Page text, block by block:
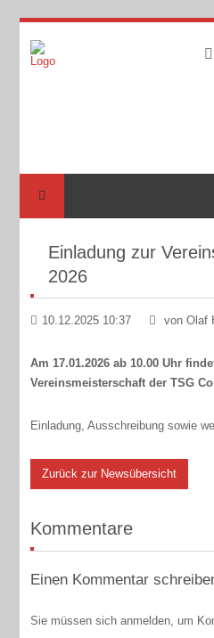
Einladung zur
2026
10.12.2025 10:37 von Olaf
Am 17.01.2026 ab 10.00 Uhr
Vereinsmeisterschaft der TSG
Einladung, Ausschreibung sowie
Zurück zur Newsübersicht
Kommentare
Einen Kommentar
Sie müssen sich anmelden, um